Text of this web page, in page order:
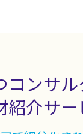
コンサ
紹介サ